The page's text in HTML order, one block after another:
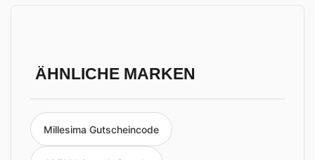
ÄHNLICHE MARKEN
Millesima Gutscheincode